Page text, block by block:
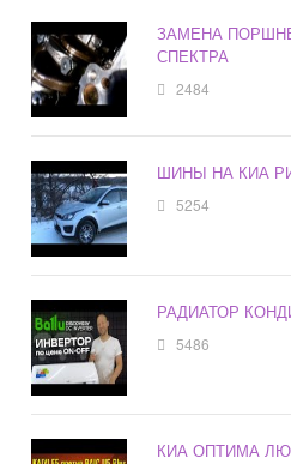
ЗАМЕНА
СПЕКТРА
2484
ШИНЫ НА КИА
5254
РАДИАТОР
5486
КИА ОПТИМА